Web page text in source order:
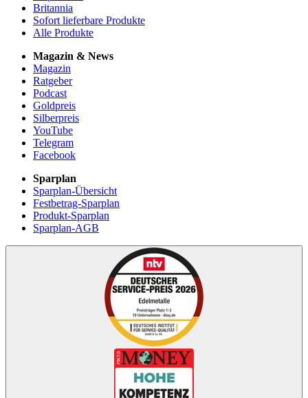
Britannia
Sofort lieferbare Produkte
Alle Produkte
Magazin & News
Magazin
Ratgeber
Podcast
Goldpreis
Silberpreis
YouTube
Telegram
Facebook
Sparplan
Sparplan-Übersicht
Festbetrag-Sparplan
Produkt-Sparplan
Sparplan-AGB